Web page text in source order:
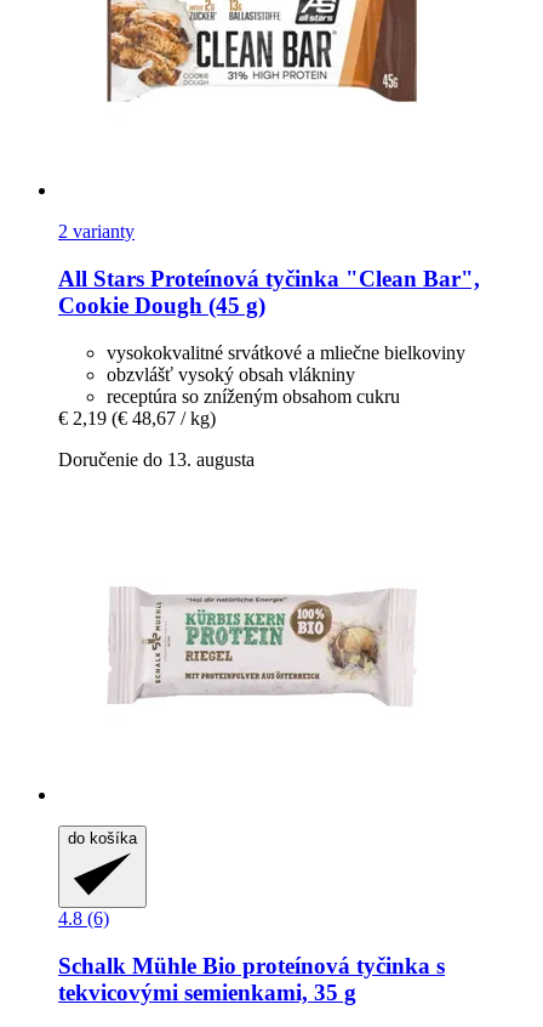
2 varianty
All Stars Proteínová tyčinka "Clean Bar",
Cookie Dough (45 g)
vysokokvalitné srvátkové a mliečne bielkoviny
obzvlášť vysoký obsah vlákniny
receptúra so zníženým obsahom cukru
€ 2,19 (€ 48,67 / kg)
Doručenie do 13. augusta
do košíka
4.8 (6)
Schalk Mühle Bio proteínová tyčinka s
tekvicovými semienkami, 35 g